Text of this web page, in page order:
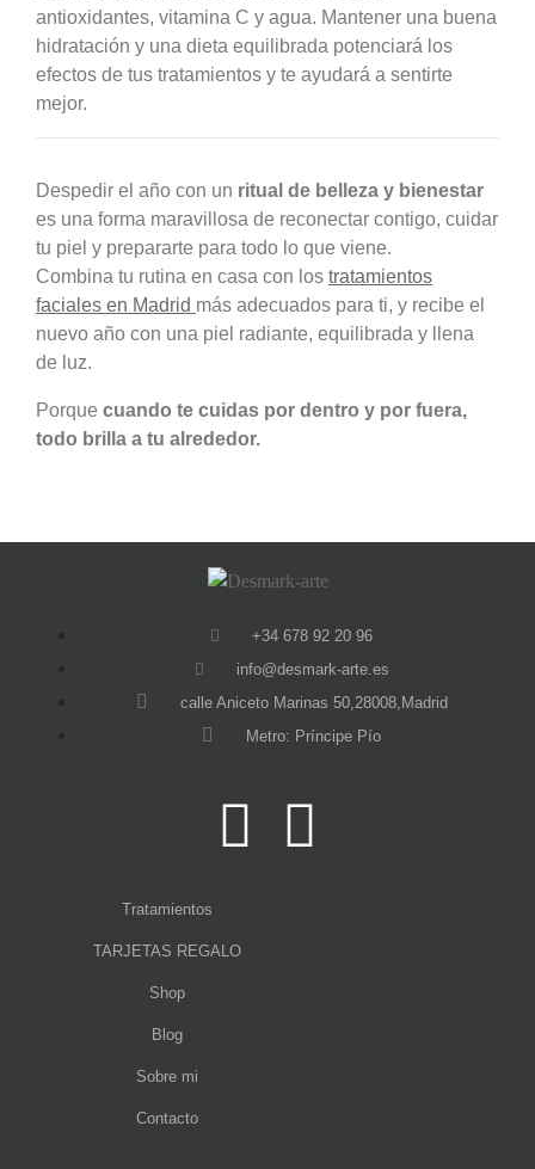
antioxidantes, vitamina C y agua. Mantener una buena
hidratación y una dieta equilibrada potenciará los
efectos de tus tratamientos y te ayudará a sentirte
mejor.
Despedir el año con un ritual de belleza y bienestar
es una forma maravillosa de reconectar contigo, cuidar
tu piel y prepararte para todo lo que viene.
Combina tu rutina en casa con los tratamientos
faciales en Madrid más adecuados para ti, y recibe el
nuevo año con una piel radiante, equilibrada y llena
de luz.
Porque cuando te cuidas por dentro y por fuera,
todo brilla a tu alrededor.
+34 678 92 20 96
info@desmark-arte.es
calle Aniceto Marinas 50,28008,Madrid
Metro: Príncipe Pío
Tratamientos
TARJETAS REGALO
Shop
Blog
Sobre mi
Contacto